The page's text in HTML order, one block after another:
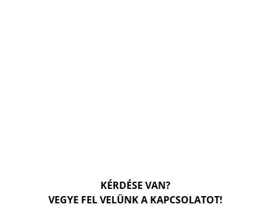
KÉRDÉSE VAN?
VEGYE FEL VELÜNK A KAPCSOLATOT!